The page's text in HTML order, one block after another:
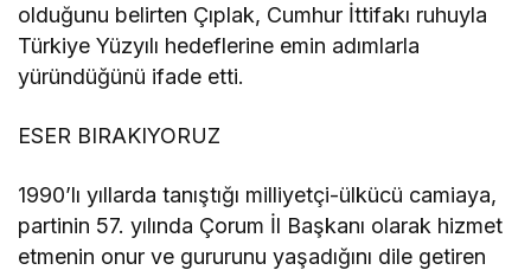
olduğunu belirten Çıplak, Cumhur İttifakı ruhuyla
Türkiye Yüzyılı hedeflerine emin adımlarla
yüründüğünü ifade etti.
ESER BIRAKIYORUZ
1990’lı yıllarda tanıştığı milliyetçi-ülkücü camiaya,
partinin 57. yılında Çorum İl Başkanı olarak hizmet
etmenin onur ve gururunu yaşadığını dile getiren